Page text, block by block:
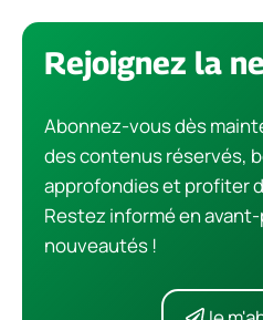
Rejoignez la
Abonnez-vous dès
des contenus réservés,
approfondies et profiter
Restez informé en
nouveautés !